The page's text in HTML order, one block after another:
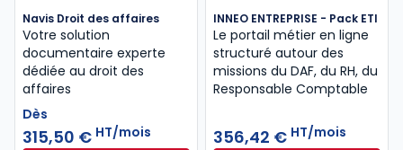
Navis Droit des affaires
Votre solution
documentaire experte
dédiée au droit des
affaires
Dès
315,50 € HT/mois
INNEO ENTREPRISE - Pack ETI
Le portail métier en ligne
structuré autour des
missions​ du DAF, du RH, du
Responsable Comptable
356,42 € HT/mois